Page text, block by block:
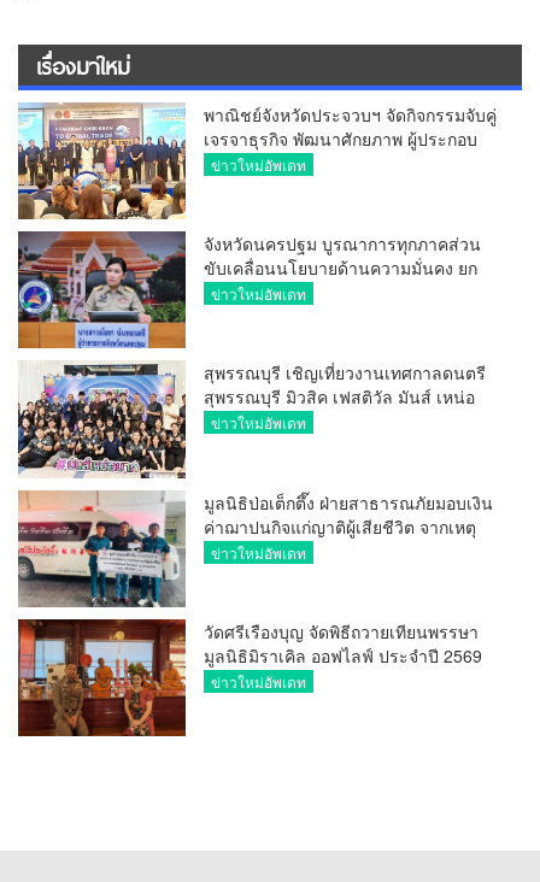
เรื่องมาใหม่
พาณิชย์จังหวัดประจวบฯ จัดกิจกรรมจับคู่
เจรจาธุรกิจ พัฒนาศักยภาพ ผู้ประกอบ
การ ขยายช่องทางการค้า สู่การค้า
ข่าวใหม่อัพเดท
จังหวัดนครปฐม บูรณาการทุกภาคส่วน
ขับเคลื่อนนโยบายด้านความมั่นคง ยก
ระดับการป้องกันอาชญากรรมทาง
ข่าวใหม่อัพเดท
สุพรรณบุรี เชิญเที่ยวงานเทศกาลดนตรี
สุพรรณบุรี มิวสิค เฟสติวัล มันส์ เหน่อ
มาก
ข่าวใหม่อัพเดท
มูลนิธิป่อเต็กตึ๊ง ฝ่ายสาธารณภัยมอบเงิน
ค่าฌาปนกิจแก่ญาติผู้เสียชีวิต จากเหตุ
เพลิงไหม้ โรงเบียร์ ณ ลาดพร้าว จำนวน
ข่าวใหม่อัพเดท
วัดศรีเรืองบุญ จัดพิธีถวายเทียนพรรษา
มูลนิธิมิราเคิล ออฟไลฟ์ ประจำปี 2569
พล.ต.ต.ศิริวัฒน์ ดีพอ ให้เกียรติเป็น
ข่าวใหม่อัพเดท